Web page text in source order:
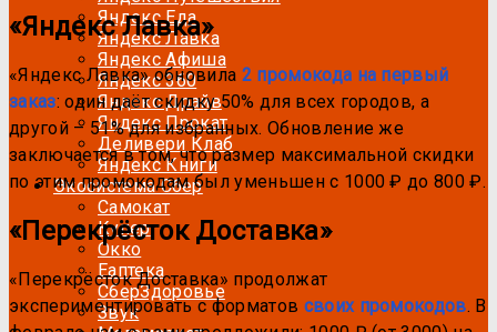
Яндекс Еда
Яндекс Лавка
Яндекс Афиша
Яндекс 360
Яндекс Драйв
Яндекс Прокат
Деливери Клаб
Яндекс Книги
Экосистема Сбер
Самокат
Купер
Окко
Еаптека
СберЗдоровье
Звук
«Яндекс Лавка»
«Яндекс Лавка» обновила 2 промокода на первый
заказ: один даёт скидку 50% для всех городов, а
другой – 51% для избранных. Обновление же
заключается в том, что размер максимальной скидки
по этим промокодам был уменьшен с 1000 ₽ до 800 ₽.
«Перекрёсток Доставка»
«Перекрёсток Доставка» продолжат
экспериментировать с форматов своих промокодов. В